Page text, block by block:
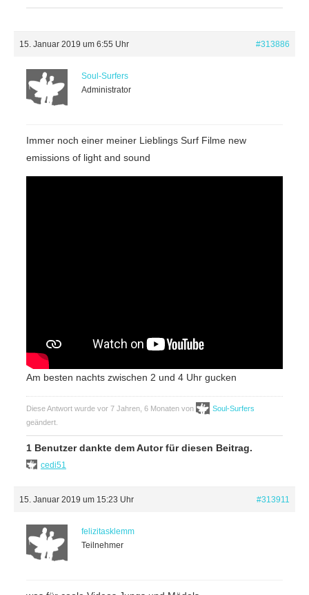
15. Januar 2019 um 6:55 Uhr #313886
Soul-Surfers
Administrator
Immer noch einer meiner Lieblings Surf Filme new
emissions of light and sound
Am besten nachts zwischen 2 und 4 Uhr gucken
Diese Antwort wurde vor 7 Jahren, 6 Monaten von
Soul-Surfers
geändert.
1 Benutzer dankte dem Autor für diesen Beitrag.
cedi51
15. Januar 2019 um 15:23 Uhr #313911
felizitasklemm
Teilnehmer